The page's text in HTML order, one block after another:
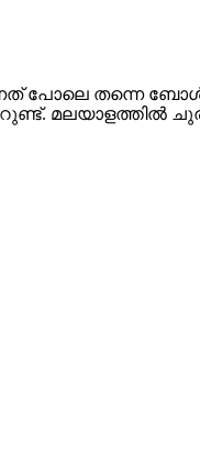
പോലെ തന്നെ